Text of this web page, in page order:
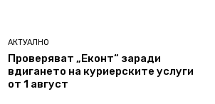
АКТУАЛНО
Проверяват „Еконт“ заради
вдигането на куриерските услуги
от 1 август